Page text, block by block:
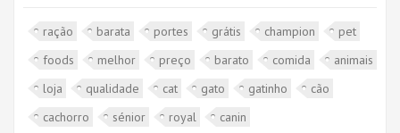
ração barata portes grátis champion
pet
foods
melhor preço barato comida
animais
loja
qualidade cat gato gatinho
cão
cachorro
sénior royal canin